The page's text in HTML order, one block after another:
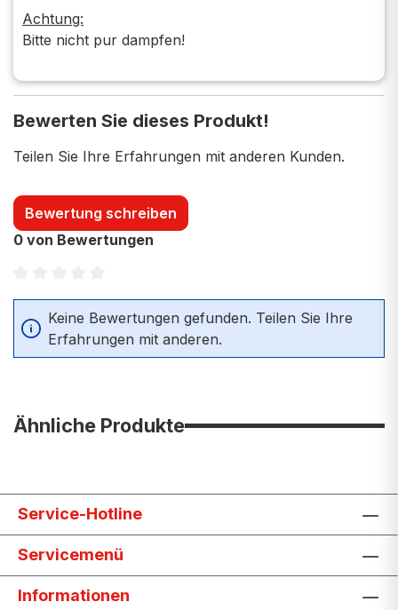
Achtung:
Bitte nicht pur dampfen!
Bewerten Sie dieses Produkt!
Teilen Sie Ihre Erfahrungen mit anderen Kunden.
Bewertung schreiben
0 von Bewertungen
Durchschnittliche Bewertung von 0 von 5 Sternen
Keine Bewertungen gefunden. Teilen Sie Ihre
Erfahrungen mit anderen.
Ähnliche Produkte
Service-Hotline
Servicemenü
Informationen